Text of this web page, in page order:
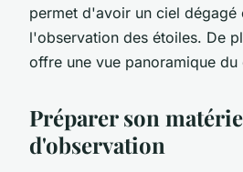
permet d'avoir un ciel dégagé
l'observation des étoiles. De
offre une vue panoramique du
Préparer son
d'observation